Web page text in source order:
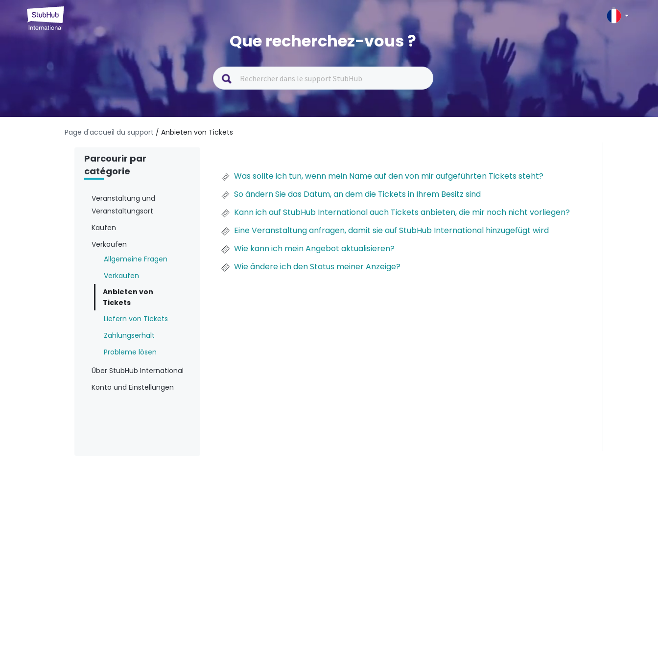
Que recherchez-vous ?
Page d'accueil du support / Anbieten von Tickets
Parcourir par
catégorie
Veranstaltung und
Veranstaltungsort
Kaufen
Verkaufen
Allgemeine Fragen
Verkaufen
Anbieten von
Tickets
Liefern von Tickets
Zahlungserhalt
Probleme lösen
Über StubHub International
Konto und Einstellungen
Was sollte ich tun, wenn mein Name auf den von mir aufgeführten Tickets steht?
So ändern Sie das Datum, an dem die Tickets in Ihrem Besitz sind
Kann ich auf StubHub International auch Tickets anbieten, die mir noch nicht vorliegen?
Eine Veranstaltung anfragen, damit sie auf StubHub International hinzugefügt wird
Wie kann ich mein Angebot aktualisieren?
Wie ändere ich den Status meiner Anzeige?